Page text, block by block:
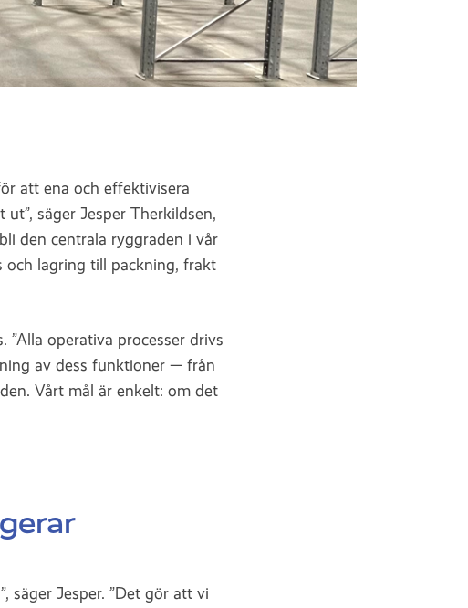
att ena och effektivisera
säger Jesper Therkildsen,
den centrala ryggraden i vår
lagring till packning, frakt
”Alla operativa processer drivs
av dess funktioner — från
Vårt mål är enkelt: om det
säger Jesper. ”Det gör att vi